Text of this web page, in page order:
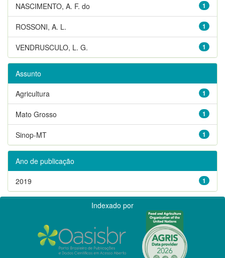
1
NASCIMENTO, A. F. do
1
ROSSONI, A. L.
1
VENDRUSCULO, L. G.
Assunto
1
Agricultura
1
Mato Grosso
1
Sinop-MT
Ano de publicação
1
2019
Indexado por